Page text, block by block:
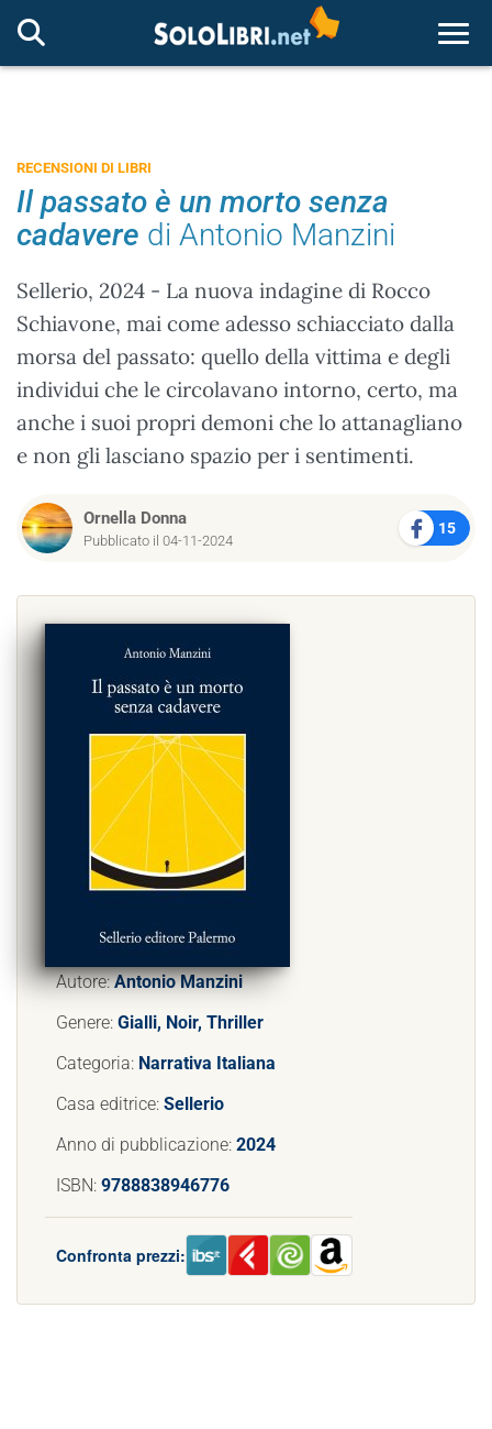
RECENSIONI DI LIBRI
Il passato è un morto senza
cadavere di Antonio Manzini
Sellerio, 2024 - La nuova indagine di Rocco
Schiavone, mai come adesso schiacciato dalla
morsa del passato: quello della vittima e degli
individui che le circolavano intorno, certo, ma
anche i suoi propri demoni che lo attanagliano
e non gli lasciano spazio per i sentimenti.
Ornella Donna
Pubblicato il 04-11-2024
15
Autore:Antonio Manzini
Genere: Gialli, Noir, Thriller
Categoria: Narrativa Italiana
Casa editrice: Sellerio
Anno di pubblicazione: 2024
ISBN: 9788838946776
Confronta prezzi: